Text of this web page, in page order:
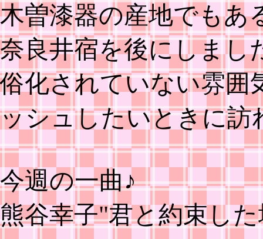
木曽漆器の産地でもあ
奈良井宿を後にしまし
俗化されていない雰囲
ッシュしたいときに訪
今週の一曲♪
熊谷幸子"君と約束し